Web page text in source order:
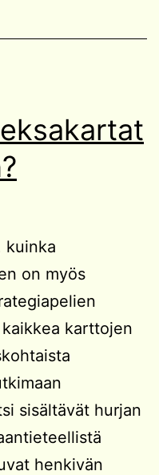
kuinka
on myös
karttojen
sisältävät hurjan
henkivän